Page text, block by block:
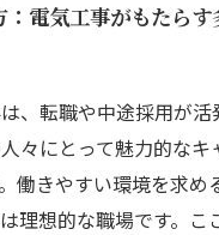
：電気工事がもたら
、転職や中途採用が活
々にとって魅力的なキ
働きやすい環境を求め
理想的な職場です。こ